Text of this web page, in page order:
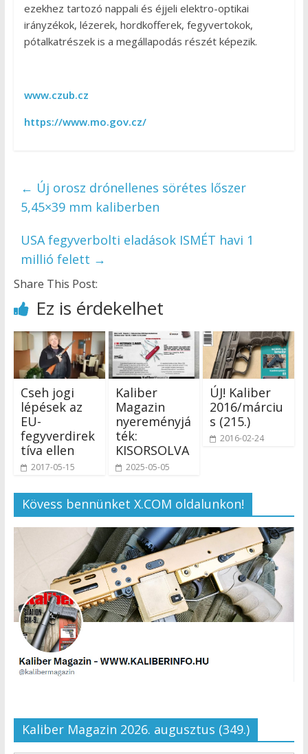
ezekhez tartozó nappali és éjjeli elektro-optikai
irányzékok, lézerek, hordkofferek, fegyvertokok,
pótalkatrészek is a megállapodás részét képezik.
www.czub.cz
https://www.mo.gov.cz/
← Új orosz drónellenes sörétes lőszer
5,45×39 mm kaliberben
USA fegyverbolti eladások ISMÉT havi 1
millió felett →
Share This Post:
Ez is érdekelhet
Cseh jogi
lépések az
EU-
fegyverdirek
tíva ellen
2017-05-15
Kaliber
Magazin
nyereményjá
ték:
KISORSOLVA
2025-05-05
ÚJ! Kaliber
2016/márciu
s (215.)
2016-02-24
Kövess bennünket X.COM oldalunkon!
Kaliber Magazin 2026. augusztus (349.)